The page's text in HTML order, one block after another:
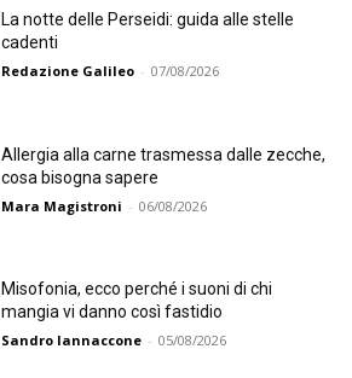
La notte delle Perseidi: guida alle stelle
cadenti
Redazione Galileo - 07/08/2026
Allergia alla carne trasmessa dalle zecche,
cosa bisogna sapere
Mara Magistroni - 06/08/2026
Misofonia, ecco perché i suoni di chi
mangia vi danno così fastidio
Sandro Iannaccone - 05/08/2026